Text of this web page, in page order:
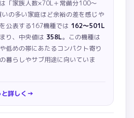
「家族人数×70L＋常備分100〜
の多い家庭ほど余裕の差を感じや
公表する167機種では 162〜501L
り、中央値は 358L。この機種は
低めの帯にあたるコンパクト寄り
暮らしやサブ用途に向いていま
詳しく →